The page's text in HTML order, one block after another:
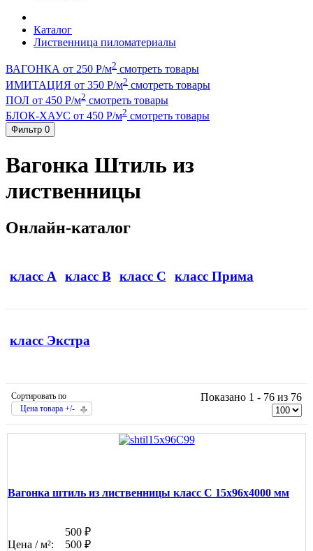
Каталог
Лиственница пиломатериалы
ВАГОНКА от 250 Р/м2 смотреть товары
ИМИТАЦИЯ от 350 Р/м2 смотреть товары
ПОЛ от 450 Р/м2 смотреть товары
БЛОК-ХАУС от 450 Р/м2 смотреть товары
Фильтр 0
Вагонка Штиль из
лиственницы
Онлайн-каталог
класс А класс B класс C класс Прима
класс Экстра
Сортировать по
Цена товара +/-
Показано 1 - 76 из 76
Вагонка штиль из лиственницы класс С 15x96x4000 мм
500 ₽
Цена / м²:
500 ₽